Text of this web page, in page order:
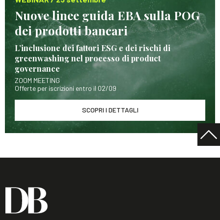
Nuove linee guida EBA sulla POG
dei prodotti bancari
L’inclusione dei fattori ESG e dei rischi di
greenwashing nel processo di product
governance
ZOOM MEETING
Offerte per iscrizioni entro il 02/09
SCOPRI I DETTAGLI